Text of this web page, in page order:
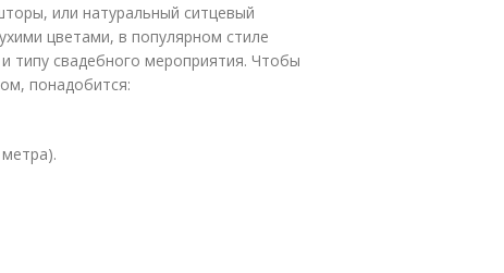
или натуральный ситцевый
цветами, в популярном стиле
типу свадебного мероприятия. Чтобы
понадобится: